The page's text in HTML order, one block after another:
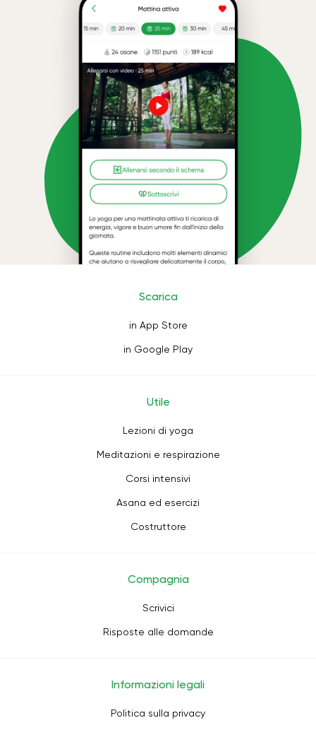
Scarica
in App Store
in Google Play
Utile
Lezioni di yoga
Meditazioni e respirazione
Corsi intensivi
Asana ed esercizi
Costruttore
Compagnia
Scrivici
Risposte alle domande
Informazioni legali
Politica sulla privacy